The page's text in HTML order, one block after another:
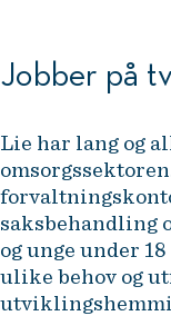
Jobber på
Lie har lang og
saksbehandling
og unge under
ulike behov og